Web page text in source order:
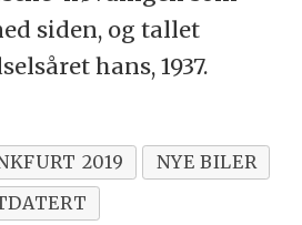
siden, og tallet
hans, 1937.
2019
NYE BILER